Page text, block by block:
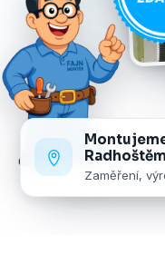
Radhoštěm
Zaměření,